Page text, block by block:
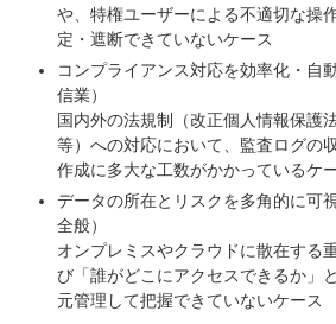
や、特権ユーザーによる不適切な操
定・遮断できていないケース
コンプライアンス対応を効率化・自
信業）
国内外の法規制（改正個人情報保護
等）への対応において、監査ログの
作成に多大な工数がかかっているケ
データの所在とリスクを多角的に可
全般）
オンプレミスやクラウドに散在する
び「誰がどこにアクセスできるか」
元管理して把握できていないケース